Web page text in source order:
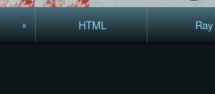
HTML Ray